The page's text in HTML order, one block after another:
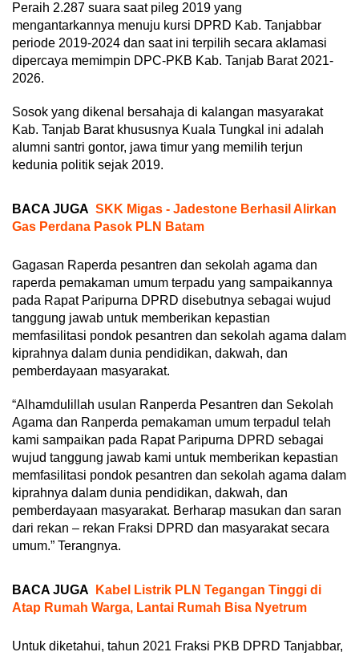
Peraih 2.287 suara saat pileg 2019 yang
mengantarkannya menuju kursi DPRD Kab. Tanjabbar
periode 2019-2024 dan saat ini terpilih secara aklamasi
dipercaya memimpin DPC-PKB Kab. Tanjab Barat 2021-
2026.
Sosok yang dikenal bersahaja di kalangan masyarakat
Kab. Tanjab Barat khususnya Kuala Tungkal ini adalah
alumni santri gontor, jawa timur yang memilih terjun
kedunia politik sejak 2019.
BACA JUGA SKK Migas - Jadestone Berhasil Alirkan
Gas Perdana Pasok PLN Batam
Gagasan Raperda pesantren dan sekolah agama dan
raperda pemakaman umum terpadu yang sampaikannya
pada Rapat Paripurna DPRD disebutnya sebagai wujud
tanggung jawab untuk memberikan kepastian
memfasilitasi pondok pesantren dan sekolah agama dalam
kiprahnya dalam dunia pendidikan, dakwah, dan
pemberdayaan masyarakat.
“Alhamdulillah usulan Ranperda Pesantren dan Sekolah
Agama dan Ranperda pemakaman umum terpadul telah
kami sampaikan pada Rapat Paripurna DPRD sebagai
wujud tanggung jawab kami untuk memberikan kepastian
memfasilitasi pondok pesantren dan sekolah agama dalam
kiprahnya dalam dunia pendidikan, dakwah, dan
pemberdayaan masyarakat. Berharap masukan dan saran
dari rekan – rekan Fraksi DPRD dan masyarakat secara
umum.” Terangnya.
BACA JUGA
Kabel Listrik PLN Tegangan Tinggi di
Atap Rumah Warga, Lantai Rumah Bisa Nyetrum
Untuk diketahui, tahun 2021 Fraksi PKB DPRD Tanjabbar,